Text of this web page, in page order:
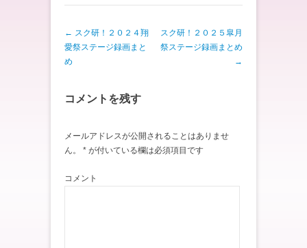
投稿ナビゲーション
← スク研！２０２４翔
愛祭ステージ録画まと
め
スク研！２０２５皐月
祭ステージ録画まとめ
→
コメントを残す
メールアドレスが公開されることはありませ
ん。
* が付いている欄は必須項目です
コメント